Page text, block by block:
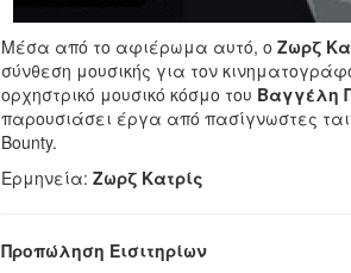
Μέσα από το αφιέρωμα αυτό, ο Ζωρζ
σύνθεση μουσικής για τον
ορχηστρικό μουσικό κόσμο του Βαγγέλη
παρουσιάσει έργα από πασίγνωστες
Bounty.
Ερμηνεία: Ζωρζ Κατρίς
Προπώληση Εισιτηρίων